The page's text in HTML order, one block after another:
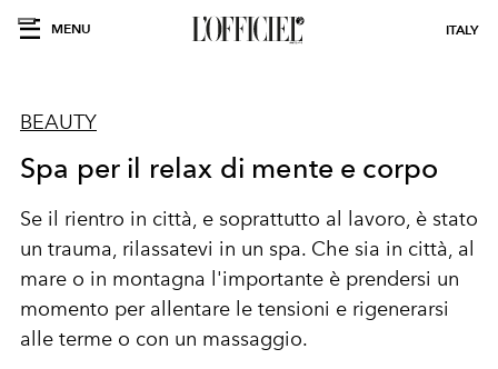
MENU ITALY
BEAUTY
Spa per il relax di mente e corpo
Se il rientro in città, e soprattutto al lavoro, è stato
un trauma, rilassatevi in un spa. Che sia in città, al
mare o in montagna l'importante è prendersi un
momento per allentare le tensioni e rigenerarsi
alle terme o con un massaggio.